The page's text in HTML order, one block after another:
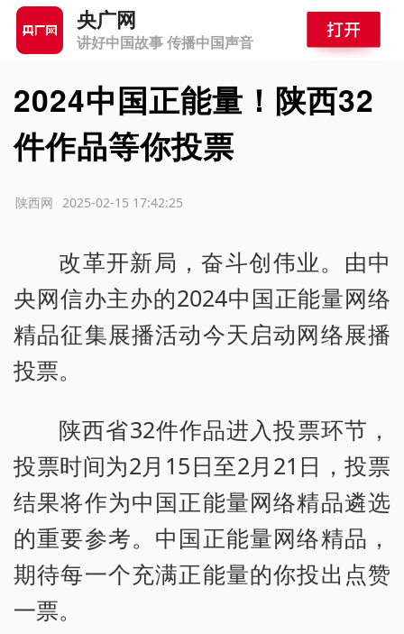
央广网
讲好中国故事 传播中国声音
2024中国正能量！陕西32
件作品等你投票
2025-02-15 17:42:25
陕西网
改革开新局，奋斗创伟业。由中
央网信办主办的2024中国正能量网络
精品征集展播活动今天启动网络展播
投票。
陕西省32件作品进入投票环节，
投票时间为2月15日至2月21日，投票
结果将作为中国正能量网络精品遴选
的重要参考。中国正能量网络精品，
期待每一个充满正能量的你投出点赞
一票。